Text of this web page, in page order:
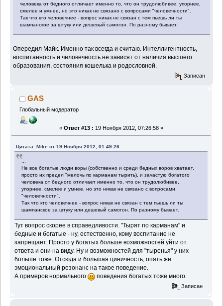
человека от бедного отличает именно то, что он трудолюбивее, упорнее,
смелее и умнее, но это никак не связано с вопросами "человечности".
Так что кто человечнее - вопрос никак не связан с тем пьешь ли ты
шампанское за штуку или дешевый самогон. По разному бывает.
Опередил Майк. Именно так всегда и считаю. Интеллигентность,
воспитанность и человечность не зависят от наличия высшего
образования, состояния кошелька и родословной.
Записан
GAS
Глобальный модератор
« Ответ #13 : 19 Ноября 2012, 07:26:58 »
Цитата: Mike от 19 Ноября 2012, 01:49:26
Не все богатые люди воры (собственно и среди бедных воров хватает,
просто их предел "мелочь по карманам тырить), и зачастую богатого
человека от бедного отличает именно то, что он трудолюбивее,
упорнее, смелее и умнее, но это никак не связано с вопросами
"человечности".
Так что кто человечнее - вопрос никак не связан с тем пьешь ли ты
шампанское за штуку или дешевый самогон. По разному бывает.
Тут вопрос скорее в справедливости. "Тырят по карманам" и
бедные и богатые - ну, естественно, кому воспитание не
запрещает. Просто у богатых больше возможностей уйти от
ответа и они на виду. Ну и возможностей для "тыренья" у них
больше тоже. Отсюда и большая циничность, опять же
эмоциональный резонанс на такое поведение.
А примеров нормального
поведения богатых тоже много.
Записан